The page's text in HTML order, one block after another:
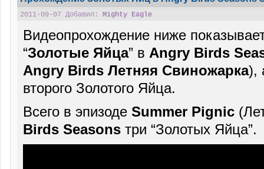
2011-09-07 Добавил: Mighty Eagle
Видеопрохождение ниже
“Золотые Яйца” в Angry Birds
Angry Birds Летняя Свиножарка),
второго Золотого Яйца.
Всего в эпизоде Summer Pignic
Birds Seasonsтри “Золотых Яйца”.